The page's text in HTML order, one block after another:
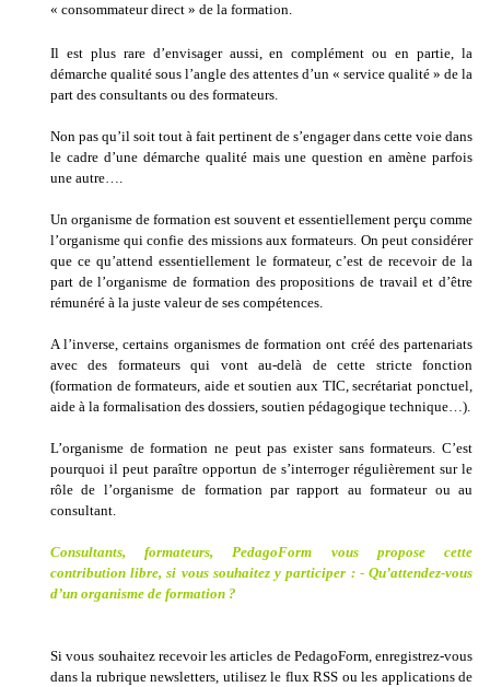
« consommateur direct » de la formation.
Il est plus rare d’envisager aussi, en complément ou en partie, la
démarche qualité sous l’angle des attentes d’un « service qualité » de la
part des consultants ou des formateurs.
Non pas qu’il soit tout à fait pertinent de s’engager dans cette voie dans
le cadre d’une démarche qualité mais une question en amène parfois
une autre….
Un organisme de formation est souvent et essentiellement perçu comme
l’organisme qui confie des missions aux formateurs. On peut considérer
que ce qu’attend essentiellement le formateur, c’est de recevoir de la
part de l’organisme de formation des propositions de travail et d’être
rémunéré à la juste valeur de ses compétences.
A l’inverse, certains organismes de formation ont créé des partenariats
avec des formateurs qui vont au-delà de cette stricte fonction
(formation de formateurs, aide et soutien aux TIC, secrétariat ponctuel,
aide à la formalisation des dossiers, soutien pédagogique technique…).
L’organisme de formation ne peut pas exister sans formateurs. C’est
pourquoi il peut paraître opportun de s’interroger régulièrement sur le
rôle de l’organisme de formation par rapport au formateur ou au
consultant.
Consultants, formateurs, PedagoForm vous propose cette
contribution libre, si vous souhaitez y participer :-Qu’attendez-vous
d’un organisme de formation ?
Si vous souhaitez recevoir les articles de PedagoForm, enregistrez-vous
dans la rubrique newsletters, utilisez le flux RSS ou les applications de